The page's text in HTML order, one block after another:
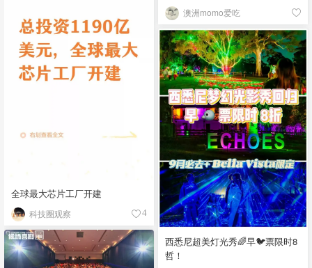
澳洲momo爱吃
全球最大芯片工厂开建
科技圈观察 4
西悉尼超美灯光秀🌈早🐦票限时8
哲！